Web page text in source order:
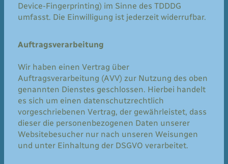
Device-Fingerprinting) im Sinne des TDDDG
umfasst. Die Einwilligung ist jederzeit widerrufbar.
Auftragsverarbeitung
Wir haben einen Vertrag über
Auftragsverarbeitung (AVV) zur Nutzung des oben
genannten Dienstes geschlossen. Hierbei handelt
es sich um einen datenschutzrechtlich
vorgeschriebenen Vertrag, der gewährleistet, dass
dieser die personenbezogenen Daten unserer
Websitebesucher nur nach unseren Weisungen
und unter Einhaltung der DSGVO verarbeitet.